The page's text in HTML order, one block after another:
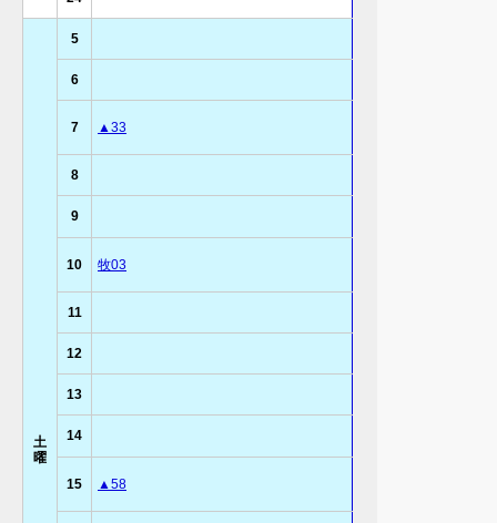
土
曜
5
6
7 ▲33
8
9
10 牧03
11
12
13
14
15 ▲58